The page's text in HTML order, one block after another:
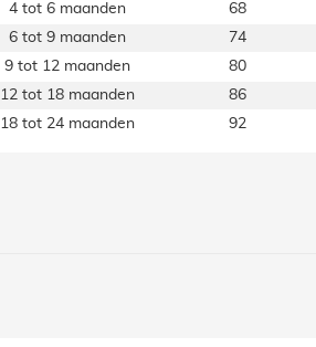
4 tot 6 maanden
68
6 tot 9 maanden
74
9 tot 12 maanden
80
12 tot 18 maanden
86
18 tot 24 maanden
92